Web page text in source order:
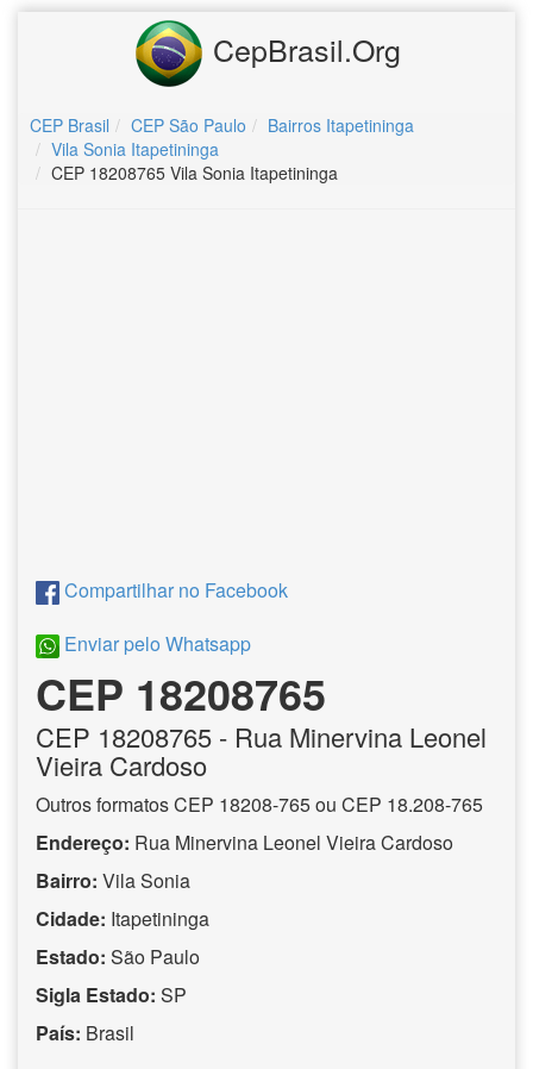
CepBrasil.Org
CEP Brasil CEP São Paulo
Bairros Itapetininga
Vila Sonia Itapetininga
CEP 18208765 Vila Sonia Itapetininga
Compartilhar no Facebook
Enviar pelo Whatsapp
CEP 18208765
CEP 18208765 - Rua Minervina Leonel
Vieira Cardoso
Outros formatos CEP 18208-765 ou CEP 18.208-765
Endereço: Rua Minervina Leonel Vieira Cardoso
Bairro: Vila Sonia
Cidade: Itapetininga
Estado: São Paulo
Sigla Estado: SP
País: Brasil